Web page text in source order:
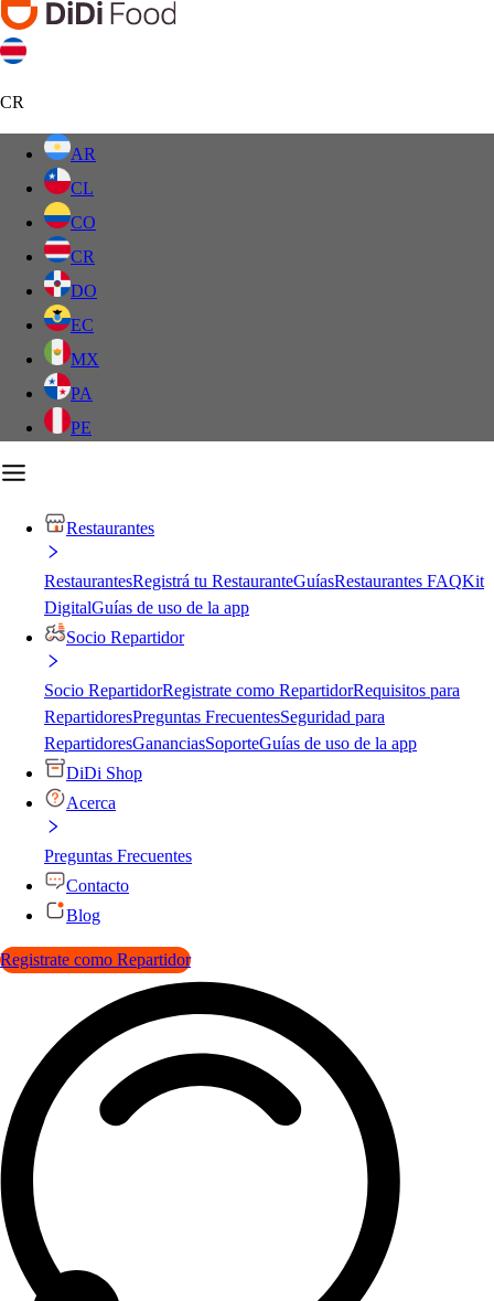
CR
AR
CL
CO
CR
DO
EC
MX
PA
PE
Restaurantes
RestaurantesRegistrá tu RestauranteGuíasRestaurantes FAQKit
DigitalGuías de uso de la app
Socio Repartidor
Socio RepartidorRegistrate como RepartidorRequisitos para
RepartidoresPreguntas FrecuentesSeguridad para
RepartidoresGananciasSoporteGuías de uso de la app
DiDi Shop
Acerca
Preguntas Frecuentes
Contacto
Blog
Registrate como Repartidor